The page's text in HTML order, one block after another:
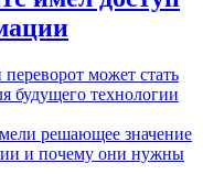
может стать
будущего технологии
решающее значение
и почему они нужны